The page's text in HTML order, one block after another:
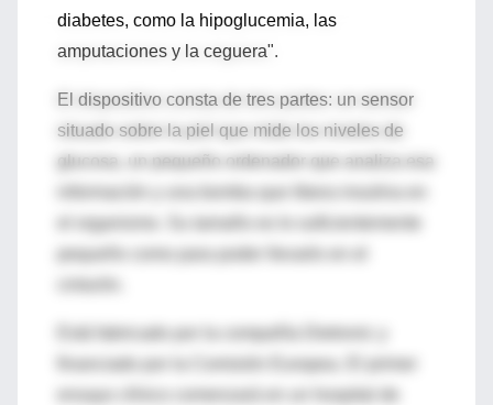
diabetes, como la hipoglucemia, las
amputaciones y la ceguera".
El dispositivo consta de tres partes: un sensor
situado sobre la piel que mide los niveles de
glucosa, un pequeño ordenador que analiza esa
el organismo. Su tamaño es lo suficientemente
pequeño como para poder llevarlo en el
ensayo clínico comenzará en un hospital de